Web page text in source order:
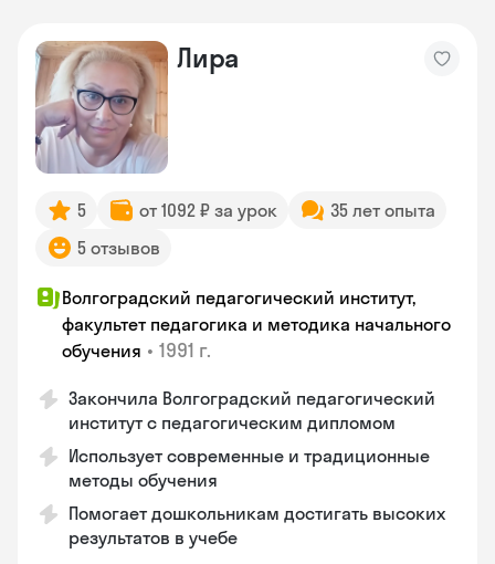
Лира
5 от 1092 ₽ за урок
35 лет опыта
5 отзывов
Волгоградский педагогический институт,
факультет педагогика и методика начального
обучения • 1991 г.
Закончила Волгоградский педагогический
институт с педагогическим дипломом
Использует современные и традиционные
методы обучения
Помогает дошкольникам достигать высоких
результатов в учебе